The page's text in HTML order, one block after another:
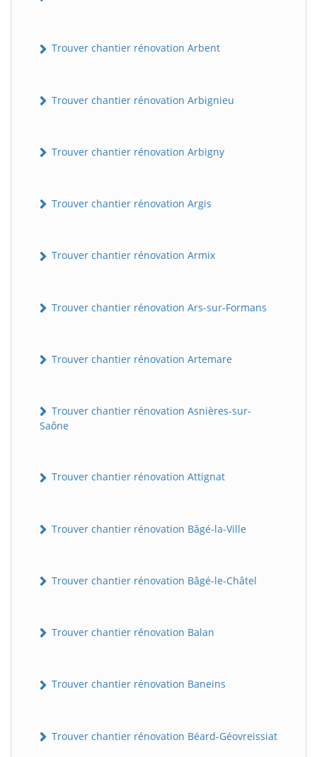
Trouver chantier rénovation Arbent
Trouver chantier rénovation Arbignieu
Trouver chantier rénovation Arbigny
Trouver chantier rénovation Argis
Trouver chantier rénovation Armix
Trouver chantier rénovation Ars-sur-Formans
Trouver chantier rénovation Artemare
Trouver chantier rénovation Asnières-sur-
Saône
Trouver chantier rénovation Attignat
Trouver chantier rénovation Bâgé-la-Ville
Trouver chantier rénovation Bâgé-le-Châtel
Trouver chantier rénovation Balan
Trouver chantier rénovation Baneins
Trouver chantier rénovation Béard-Géovreissiat